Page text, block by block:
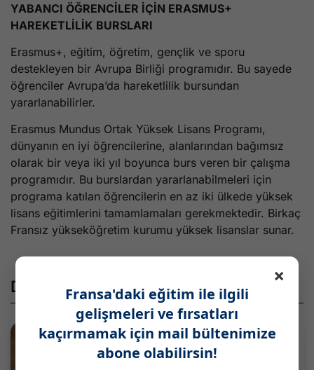
YABANCI ÖĞRENCİLER İÇİN ERASMUS+
HAREKETLİLİK BURSLARI
Erasmus+, eğitim, öğretim, gençlik ve sporu
destekleyen bir Avrupa Birliği programıdır. Bu sayede
öğrenciler Avrupa’da hareketlilik bursundan
yararlanabilirler.
Erasmus Mundus Ortak Yüksek Lisans Programı,
dünyanın en iyi öğrencilerine, alanlarından bağımsız
olarak bir veya iki yıl boyunca burs veren bir çalışma
programıdır. Bu burslardan yararlanabilmeleri için
programa katılan öğrencilerin en az iki ülkede yüksek
lisans eğitimlerini tamamlamaları gerekmektedir. Birkaç
Fransız yükseköğretim kurumu yüksek lisanslar sunar.
Diğer Paylaşımlar
×
Fransa'daki eğitim ile ilgili
gelişmeleri ve fırsatları
kaçırmamak için mail bültenimize
abone olabilirsin!